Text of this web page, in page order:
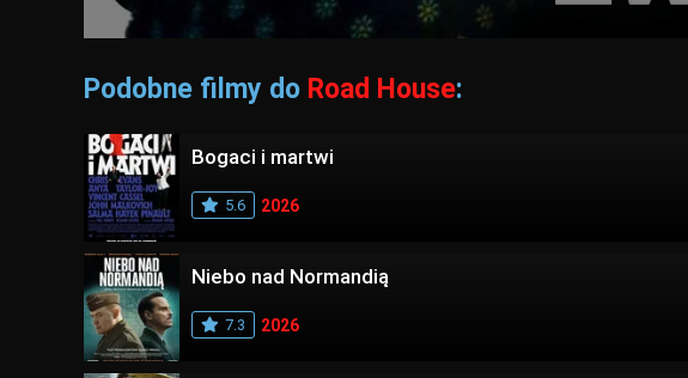
Podobne filmy do Road House:
Bogaci i martwi
5.6 2026
Niebo nad Normandią
7.3 2026